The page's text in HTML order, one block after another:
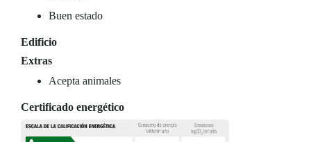
Buen estado
Edificio
Extras
Acepta animales
Certificado energético